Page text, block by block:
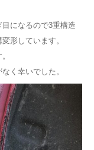
になるので3重構造
形しています。
く幸いでした。